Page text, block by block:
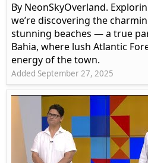
By NeonSkyOverland.
we’re discovering the
stunning beaches — a true
Bahia, where lush Atlantic
energy of the town.
Added September 27, 2025